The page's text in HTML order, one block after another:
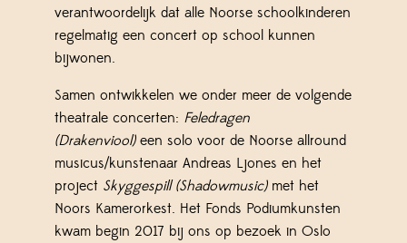
verantwoordelijk dat alle Noorse schoolkinderen
regelmatig een concert op school kunnen
bijwonen.
Samen ontwikkelen we onder meer de volgende
theatrale concerten: Feledragen
(Drakenviool)een solo voor de Noorse allround
musicus/kunstenaar Andreas Ljones en het
project Skyggespill (Shadowmusic)met het
Noors Kamerorkest. Het Fonds Podiumkunsten
kwam begin 2017 bij ons op bezoek in Oslo